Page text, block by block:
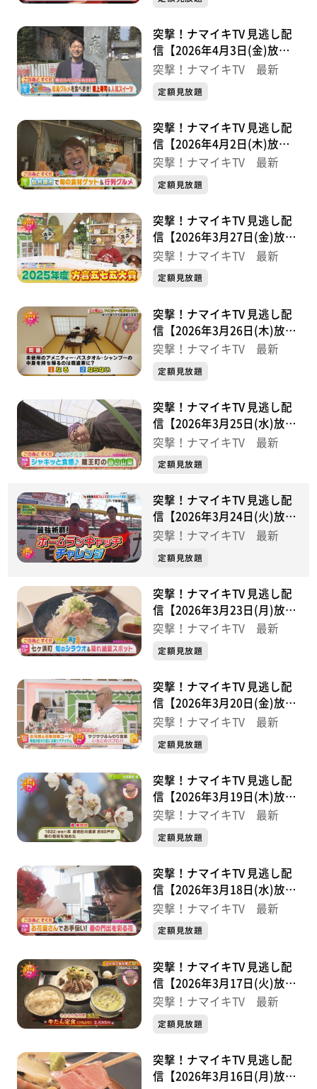
突撃！ナマイキTV 見逃し配
信【2026年4月3日(金)放送
分】
突撃！ナマイキTV 最新
定額見放題
突撃！ナマイキTV 見逃し配
信【2026年4月2日(木)放送
分】
突撃！ナマイキTV 最新
定額見放題
突撃！ナマイキTV 見逃し配
信【2026年3月27日(金)放送
分】
突撃！ナマイキTV 最新
定額見放題
突撃！ナマイキTV 見逃し配
信【2026年3月26日(木)放送
分】
突撃！ナマイキTV 最新
定額見放題
突撃！ナマイキTV 見逃し配
信【2026年3月25日(水)放送
分】
突撃！ナマイキTV 最新
定額見放題
突撃！ナマイキTV 見逃し配
信【2026年3月24日(火)放送
分】
突撃！ナマイキTV 最新
定額見放題
突撃！ナマイキTV 見逃し配
信【2026年3月23日(月)放送
分】
突撃！ナマイキTV 最新
定額見放題
突撃！ナマイキTV 見逃し配
信【2026年3月20日(金)放送
分】
突撃！ナマイキTV 最新
定額見放題
突撃！ナマイキTV 見逃し配
信【2026年3月19日(木)放送
分】
突撃！ナマイキTV 最新
定額見放題
突撃！ナマイキTV 見逃し配
信【2026年3月18日(水)放送
分】
突撃！ナマイキTV 最新
定額見放題
突撃！ナマイキTV 見逃し配
信【2026年3月17日(火)放送
分】
突撃！ナマイキTV 最新
定額見放題
突撃！ナマイキTV 見逃し配
信【2026年3月16日(月)放送